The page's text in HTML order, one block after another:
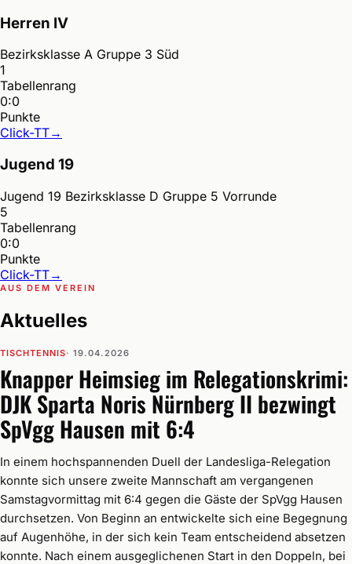
Herren IV
Bezirksklasse A Gruppe 3 Süd
1
Tabellenrang
0:0
Punkte
Click-TT→
Jugend 19
Jugend 19 Bezirksklasse D Gruppe 5 Vorrunde
5
Tabellenrang
0:0
Punkte
Click-TT→
AUS DEM VEREIN
Aktuelles
TISCHTENNIS· 19.04.2026
Knapper Heimsieg im Relegationskrimi:
DJK Sparta Noris Nürnberg II bezwingt
SpVgg Hausen mit 6:4
In einem hochspannenden Duell der Landesliga-Relegation
konnte sich unsere zweite Mannschaft am vergangenen
Samstagvormittag mit 6:4 gegen die Gäste der SpVgg Hausen
durchsetzen. Von Beginn an entwickelte sich eine Begegnung
auf Augenhöhe, in der sich kein Team entscheidend absetzen
konnte. Nach einem ausgeglichenen Start in den Doppeln, bei